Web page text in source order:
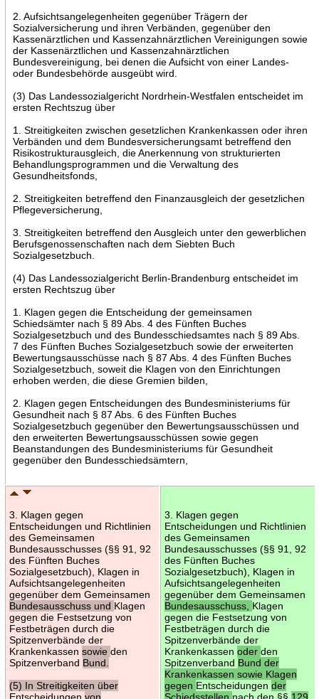
2. Aufsichtsangelegenheiten gegenüber Trägern der
Sozialversicherung und ihren Verbänden, gegenüber den
Kassenärztlichen und Kassenzahnärztlichen Vereinigungen sowie
der Kassenärztlichen und Kassenzahnärztlichen
Bundesvereinigung, bei denen die Aufsicht von einer Landes-
oder Bundesbehörde ausgeübt wird.
(3) Das Landessozialgericht Nordrhein-Westfalen entscheidet im
ersten Rechtszug über
1. Streitigkeiten zwischen gesetzlichen Krankenkassen oder ihren
Verbänden und dem Bundesversicherungsamt betreffend den
Risikostrukturausgleich, die Anerkennung von strukturierten
Behandlungsprogrammen und die Verwaltung des
Gesundheitsfonds,
2. Streitigkeiten betreffend den Finanzausgleich der gesetzlichen
Pflegeversicherung,
3. Streitigkeiten betreffend den Ausgleich unter den gewerblichen
Berufsgenossenschaften nach dem Siebten Buch
Sozialgesetzbuch.
(4) Das Landessozialgericht Berlin-Brandenburg entscheidet im
ersten Rechtszug über
1. Klagen gegen die Entscheidung der gemeinsamen
Schiedsämter nach § 89 Abs. 4 des Fünften Buches
Sozialgesetzbuch und des Bundesschiedsamtes nach § 89 Abs.
7 des Fünften Buches Sozialgesetzbuch sowie der erweiterten
Bewertungsausschüsse nach § 87 Abs. 4 des Fünften Buches
Sozialgesetzbuch, soweit die Klagen von den Einrichtungen
erhoben werden, die diese Gremien bilden,
2. Klagen gegen Entscheidungen des Bundesministeriums für
Gesundheit nach § 87 Abs. 6 des Fünften Buches
Sozialgesetzbuch gegenüber den Bewertungsausschüssen und
den erweiterten Bewertungsausschüssen sowie gegen
Beanstandungen des Bundesministeriums für Gesundheit
gegenüber den Bundesschiedsämtern,
3. Klagen gegen
Entscheidungen und Richtlinien
des Gemeinsamen
Bundesausschusses (§§ 91, 92
des Fünften Buches
Sozialgesetzbuch), Klagen in
Aufsichtsangelegenheiten
gegenüber dem Gemeinsamen
Bundesausschuss und Klagen
gegen die Festsetzung von
Festbeträgen durch die
Spitzenverbände der
Krankenkassen sowie den
Spitzenverband Bund.
(5) In Streitigkeiten über
Entscheidungen von
3. Klagen gegen
Entscheidungen und Richtlinien
des Gemeinsamen
Bundesausschusses (§§ 91, 92
des Fünften Buches
Sozialgesetzbuch), Klagen in
Aufsichtsangelegenheiten
gegenüber dem Gemeinsamen
Bundesausschuss, Klagen
gegen die Festsetzung von
Festbeträgen durch die
Spitzenverbände der
Krankenkassen oder den
Spitzenverband Bund der
Krankenkassen sowie Klagen
gegen Entscheidungen der
Schiedsstellen nach den §§ 129